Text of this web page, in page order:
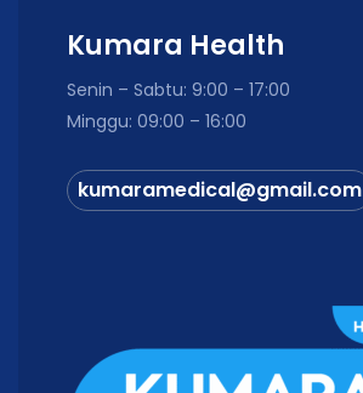
Kumara Health
Senin – Sabtu: 9:00 – 17:00
Minggu: 09:00 – 16:00
kumaramedical@gmail.com